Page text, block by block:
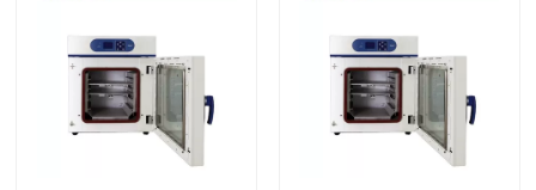
Produits